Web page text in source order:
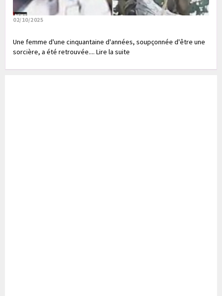
02/10/2025
Une femme d'une cinquantaine d'années, soupçonnée d'être une
sorcière, a été retrouvée.... Lire la suite